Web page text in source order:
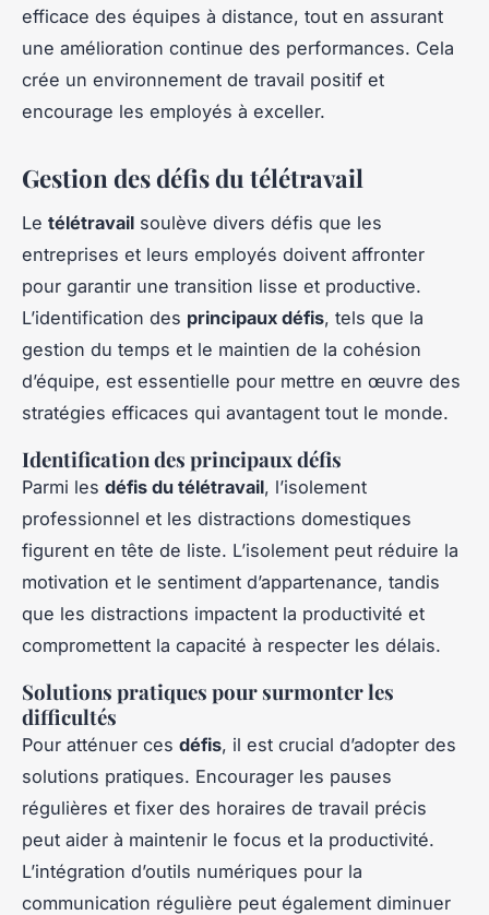
efficace des équipes à distance, tout en assurant
une amélioration continue des performances. Cela
crée un environnement de travail positif et
encourage les employés à exceller.
Gestion des défis du télétravail
Le télétravail soulève divers défis que les
entreprises et leurs employés doivent affronter
pour garantir une transition lisse et productive.
L’identification des principaux défis, tels que la
gestion du temps et le maintien de la cohésion
d’équipe, est essentielle pour mettre en œuvre des
stratégies efficaces qui avantagent tout le monde.
Identification des principaux défis
Parmi les défis du télétravail, l’isolement
professionnel et les distractions domestiques
figurent en tête de liste. L’isolement peut réduire la
motivation et le sentiment d’appartenance, tandis
que les distractions impactent la productivité et
compromettent la capacité à respecter les délais.
Solutions pratiques pour surmonter les
difficultés
Pour atténuer ces défis, il est crucial d’adopter des
solutions pratiques. Encourager les pauses
régulières et fixer des horaires de travail précis
peut aider à maintenir le focus et la productivité.
L’intégration d’outils numériques pour la
communication régulière peut également diminuer